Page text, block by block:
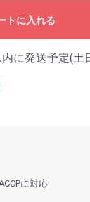
トに入れる
に発送予定(土
に対応